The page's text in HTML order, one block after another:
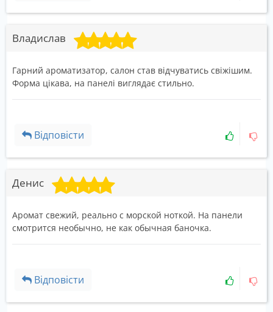
Владислав
Гарний ароматизатор, салон став відчуватись свіжішим.
Форма цікава, на панелі виглядає стильно.
Відповісти
Денис
Аромат свежий, реально с морской ноткой. На панели
смотрится необычно, не как обычная баночка.
Відповісти